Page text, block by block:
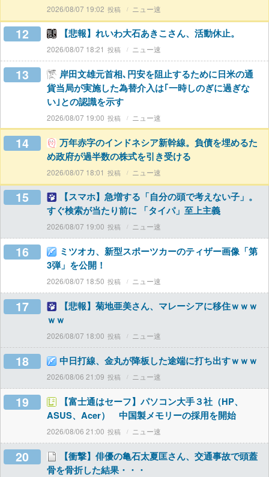
2026/08/07 19:02 ニュー速
12 【悲報】れいわ大石あきこさん、活動休止。
2026/08/07 18:21 ニュー速
13
岸田文雄元首相､円安を阻止するために日米の通
貨当局が実施した為替介入は｢一時しのぎに過ぎな
い｣との認識を示す
2026/08/07 19:00 ニュー速
14
万年赤字のインドネシア新幹線。負債を埋めるた
め政府が過半数の株式を引き受ける
2026/08/07 18:01 ニュー速
15
【スマホ】急増する「自分の頭で考えない子」。
すぐ検索が当たり前に 「タイパ」至上主義
2026/08/07 19:00 ニュー速
16
ミツオカ、新型スポーツカーのティザー画像「第
3弾」を公開！
2026/08/07 18:50 ニュー速
17
【悲報】菊地亜美さん、マレーシアに移住ｗｗｗ
ｗｗ
2026/08/07 18:00 ニュー速
18 中日打線、金丸が降板した途端に打ち出すｗｗｗ
2026/08/06 21:09 ニュー速
19
【富士通はセーフ】パソコン大手３社（HP、
ASUS、Acer） 中国製メモリーの採用を開始
2026/08/06 21:00 ニュー速
20
【衝撃】俳優の亀石太夏匡さん、交通事故で頭蓋
骨を骨折した結果・・・